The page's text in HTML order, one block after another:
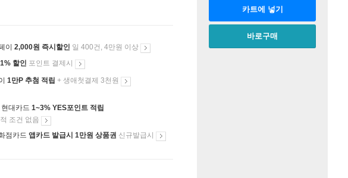
이 2,000원 즉시할인 일 400건, 4만원 이상
1% 할인 포인트 결제시
1만P 추첨 적립 + 생애첫결제 3천원
대카드 1~3% YES포인트 적립
조건 없음
점카드 앱카드 발급시 1만원 상품권 신규발급시
카트에 넣기
바로구매